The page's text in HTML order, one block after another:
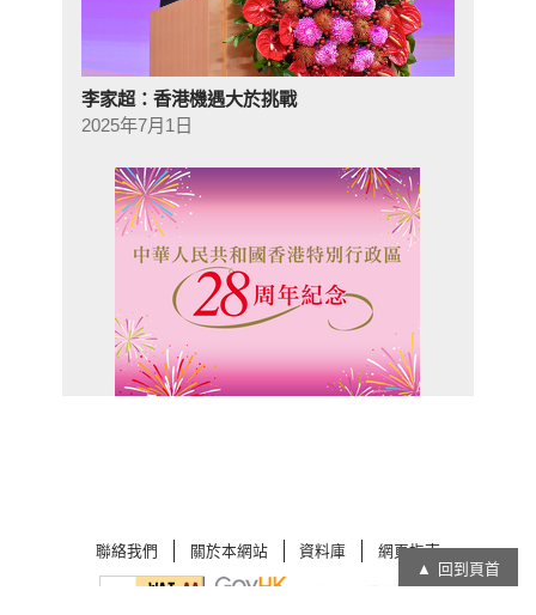
李家超：香港機遇大於挑戰
2025年7月1日
聯絡我們 關於本網站 資料庫
網頁指南
回到頁首